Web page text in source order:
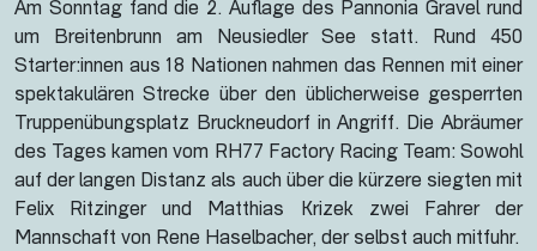
Am Sonntag fand die 2. Auflage des Pannonia Gravel rund
um Breitenbrunn am Neusiedler See statt. Rund 450
Starter:innen aus 18 Nationen nahmen das Rennen mit einer
spektakulären Strecke über den üblicherweise gesperrten
Truppenübungsplatz Bruckneudorf in Angriff. Die Abräumer
des Tages kamen vom RH77 Factory Racing Team: Sowohl
auf der langen Distanz als auch über die kürzere siegten mit
Felix Ritzinger und Matthias Krizek zwei Fahrer der
Mannschaft von Rene Haselbacher, der selbst auch mitfuhr.